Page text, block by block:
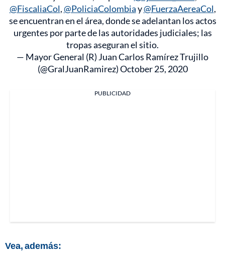
@FiscaliaCol,@PoliciaColombiay@FuerzaAereaCol,
se encuentran en el área, donde se adelantan los actos
urgentes por parte de las autoridades judiciales; las
tropas aseguran el sitio.
— Mayor General (R) Juan Carlos Ramírez Trujillo
(@GralJuanRamirez)October 25, 2020
PUBLICIDAD
Vea, además: